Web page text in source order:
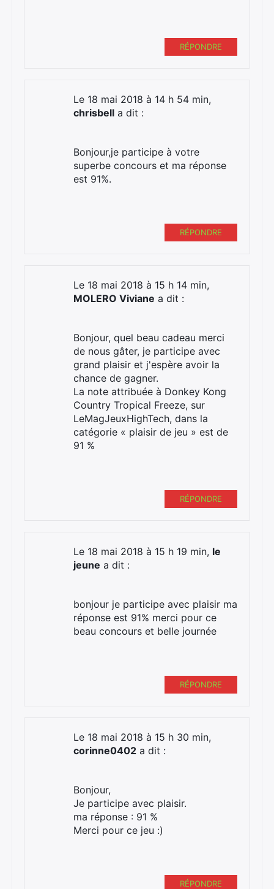
RÉPONDRE
Le 18 mai 2018 à 14 h 54 min,
chrisbell a dit :
Bonjour,je participe à votre
superbe concours et ma réponse
est 91%.
RÉPONDRE
Le 18 mai 2018 à 15 h 14 min,
MOLERO Viviane a dit :
Bonjour, quel beau cadeau merci
de nous gâter, je participe avec
grand plaisir et j'espère avoir la
chance de gagner.
La note attribuée à Donkey Kong
Country Tropical Freeze, sur
LeMagJeuxHighTech, dans la
catégorie « plaisir de jeu » est de
91 %
RÉPONDRE
Le 18 mai 2018 à 15 h 19 min, le
jeune a dit :
bonjour je participe avec plaisir ma
réponse est 91% merci pour ce
beau concours et belle journée
RÉPONDRE
Le 18 mai 2018 à 15 h 30 min,
corinne0402 a dit :
Bonjour,
Je participe avec plaisir.
ma réponse : 91 %
Merci pour ce jeu :)
RÉPONDRE